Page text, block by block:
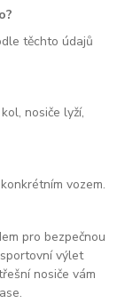
těchto údajů
nosiče lyží,
vozem.
pro bezpečnou
výlet
nosiče vám